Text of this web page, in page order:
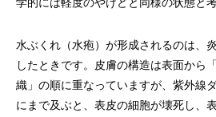
水ぶくれ（水疱）が形成されるのは、
したときです。皮膚の構造は表面から
織」の順に重なっていますが、紫外線
にまで及ぶと、表皮の細胞が壊死し、